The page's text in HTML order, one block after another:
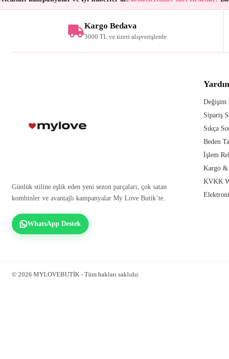
Kargo Bedava
3000 TL ve üzeri alışverişlerde
Günlük stiline eşlik eden yeni sezon parçaları, çok satan
kombinler ve avantajlı kampanyalar My Love Butik’te.
WhatsApp Destek
Değişim
Sipariş
Sıkça
Beden
İşlem
Kargo &
KVKK
© 2026 MYLOVEBUTİK - Tüm hakları saklıdır.